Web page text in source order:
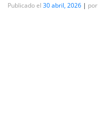
Publicado el 30 abril, 2026 | por